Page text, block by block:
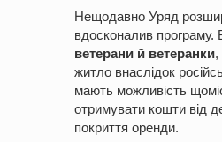
Нещодавно Уряд
вдосконалив програму.
ветерани й ветеранки,
житло внаслідок
мають можливість
отримувати кошти від
покриття оренди.